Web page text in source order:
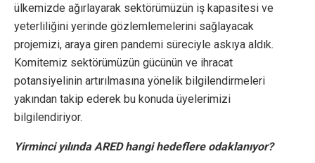
ülkemizde ağırlayarak sektörümüzün iş kapasitesi ve
yeterliliğini yerinde gözlemlemelerini sağlayacak
projemizi, araya giren pandemi süreciyle askıya aldık.
Komitemiz sektörümüzün gücünün ve ihracat
potansiyelinin artırılmasına yönelik bilgilendirmeleri
yakından takip ederek bu konuda üyelerimizi
bilgilendiriyor.
Yirminci yılında ARED hangi hedeflere odaklanıyor?